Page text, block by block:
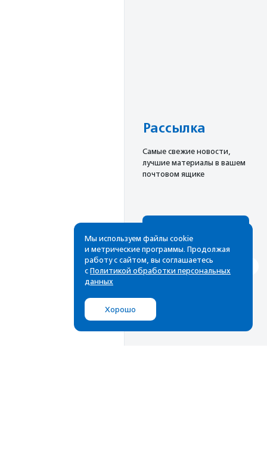
Рассылка
Cамые свежие новости,
лучшие материалы в вашем
почтовом ящике
Мы используем файлы cookie
и метрические программы. Продолжая
работу с сайтом, вы соглашаетесь
с Политикой обработки персональных
данных
Хорошо